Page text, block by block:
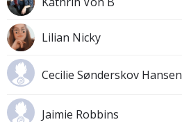
Lilian Nicky
Cecilie Sønderskov Hansen
Jaimie Robbins